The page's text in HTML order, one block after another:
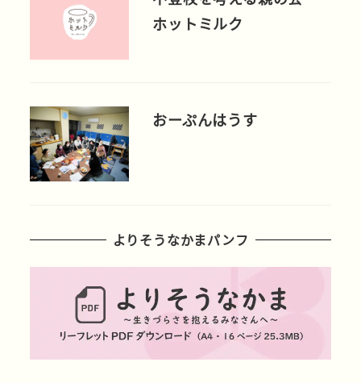
ホットミルク
おーぷんはうす
よりそうなかまパンフ